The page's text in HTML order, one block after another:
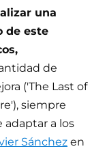
una
de este
de
('The Last of
siempre
a los
Sánchez en